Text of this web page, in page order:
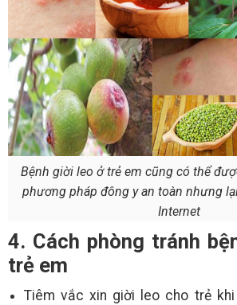
Bệnh giời leo ở trẻ em cũng có thể
phương pháp đông y an toàn nhưng
Internet
4. Cách phòng tránh
trẻ em
Tiêm vắc xin giời leo cho trẻ